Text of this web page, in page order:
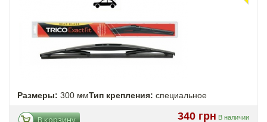
Размеры: 300 ммТип крепления: специальное
340 грн В наличии
В корзину